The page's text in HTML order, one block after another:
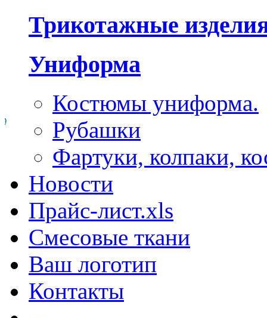
Трикотажные
Униформа
Костюмы униформа.
Рубашки
Фартуки, колпаки,
Новости
Прайс-лист.xls
Смесовые ткани
Ваш логотип
Контакты